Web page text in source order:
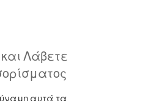
Λάβετε
αυτά τα